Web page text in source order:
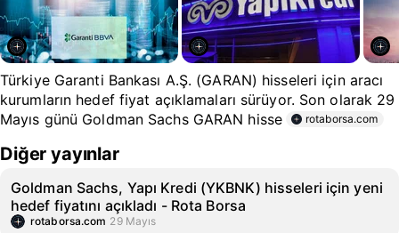
Türkiye Garanti Bankası A.Ş. (GARAN) hisseleri için aracı
kurumların hedef fiyat açıklamaları sürüyor. Son olarak 29
Mayıs günü Goldman Sachs GARAN hisse
rotaborsa.com
Diğer yayınlar
Goldman Sachs, Yapı Kredi (YKBNK) hisseleri için yeni
hedef fiyatını açıkladı - Rota Borsa
rotaborsa.com 29 Mayıs